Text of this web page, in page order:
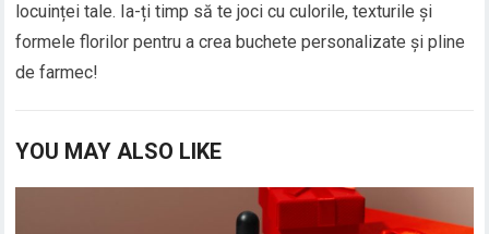
locuinței tale. Ia-ți timp să te joci cu culorile, texturile și
formele florilor pentru a crea buchete personalizate și pline
de farmec!
YOU MAY ALSO LIKE